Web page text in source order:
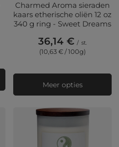
Charmed Aroma sieraden
kaars etherische oliën 12 oz
340 g ring - Sweet Dreams
36,14 € / st.
(10,63 € / 100g)
Meer opties